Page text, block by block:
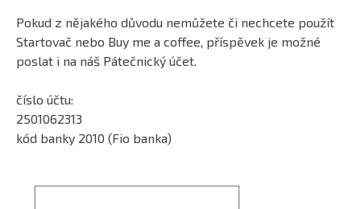
Pokud z nějakého důvodu nemůžete či nechcete použít
Startovač nebo Buy me a coffee, příspěvek je možné
poslat i na náš Pátečnický účet.
číslo účtu:
2501062313
kód banky 2010 (Fio banka)